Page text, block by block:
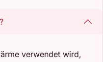
verwendet wird,